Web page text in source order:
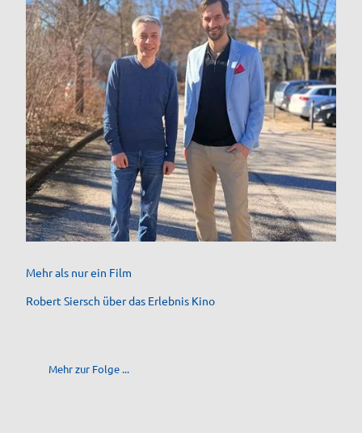
Mehr als nur ein Film
Robert Siersch über das Erlebnis Kino
Mehr zur Folge ...